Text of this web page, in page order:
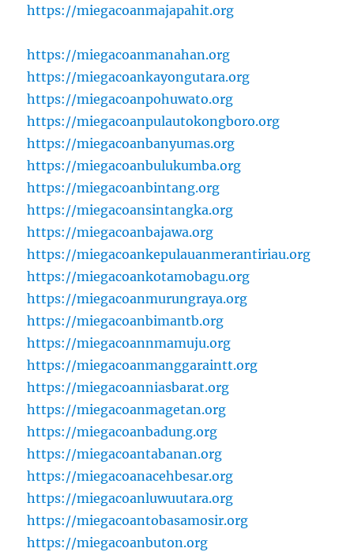
https://miegacoanmajapahit.org
https://miegacoanmanahan.org
https://miegacoankayongutara.org
https://miegacoanpohuwato.org
https://miegacoanpulautokongboro.org
https://miegacoanbanyumas.org
https://miegacoanbulukumba.org
https://miegacoanbintang.org
https://miegacoansintangka.org
https://miegacoanbajawa.org
https://miegacoankepulauanmerantiriau.org
https://miegacoankotamobagu.org
https://miegacoanmurungraya.org
https://miegacoanbimantb.org
https://miegacoannmamuju.org
https://miegacoanmanggaraintt.org
https://miegacoanniasbarat.org
https://miegacoanmagetan.org
https://miegacoanbadung.org
https://miegacoantabanan.org
https://miegacoanacehbesar.org
https://miegacoanluwuutara.org
https://miegacoantobasamosir.org
https://miegacoanbuton.org